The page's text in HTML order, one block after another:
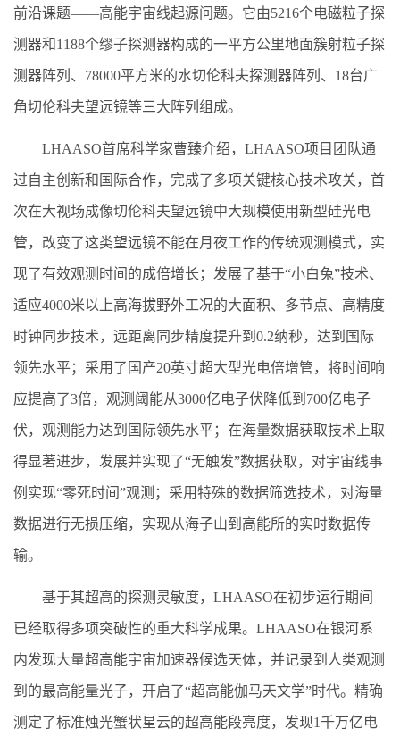
前沿课题——高能宇宙线起源问题。它由5216个电磁粒子探
测器和1188个缪子探测器构成的一平方公里地面簇射粒子探
测器阵列、78000平方米的水切伦科夫探测器阵列、18台广
角切伦科夫望远镜等三大阵列组成。
LHAASO首席科学家曹臻介绍，LHAASO项目团队通
过自主创新和国际合作，完成了多项关键核心技术攻关，首
次在大视场成像切伦科夫望远镜中大规模使用新型硅光电
管，改变了这类望远镜不能在月夜工作的传统观测模式，实
现了有效观测时间的成倍增长；发展了基于“小白兔”技术、
适应4000米以上高海拔野外工况的大面积、多节点、高精度
时钟同步技术，远距离同步精度提升到0.2纳秒，达到国际
领先水平；采用了国产20英寸超大型光电倍增管，将时间响
应提高了3倍，观测阈能从3000亿电子伏降低到700亿电子
伏，观测能力达到国际领先水平；在海量数据获取技术上取
得显著进步，发展并实现了“无触发”数据获取，对宇宙线事
例实现“零死时间”观测；采用特殊的数据筛选技术，对海量
数据进行无损压缩，实现从海子山到高能所的实时数据传
输。
基于其超高的探测灵敏度，LHAASO在初步运行期间
已经取得多项突破性的重大科学成果。LHAASO在银河系
内发现大量超高能宇宙加速器候选天体，并记录到人类观测
到的最高能量光子，开启了“超高能伽马天文学”时代。精确
测定了标准烛光蟹状星云的超高能段亮度，发现1千万亿电